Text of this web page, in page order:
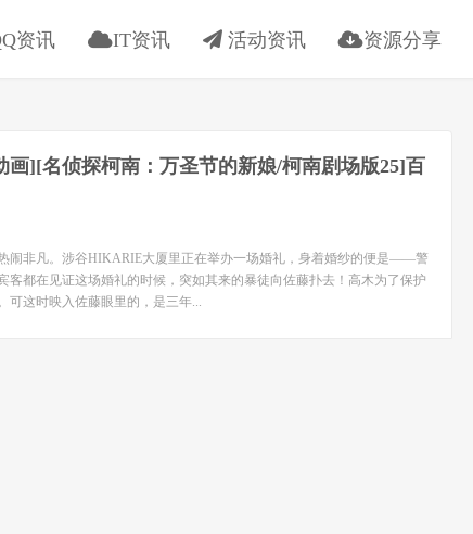
资讯 IT资讯 活动资讯 资源分享
画][名侦探柯南：万圣节的新娘/柯南剧场版25]百
闹非凡。涉谷HIKARIE大厦里正在举办一场婚礼，身着婚纱的便是——警
客都在见证这场婚礼的时候，突如其来的暴徒向佐藤扑去！高木为了保护
可这时映入佐藤眼里的，是三年...